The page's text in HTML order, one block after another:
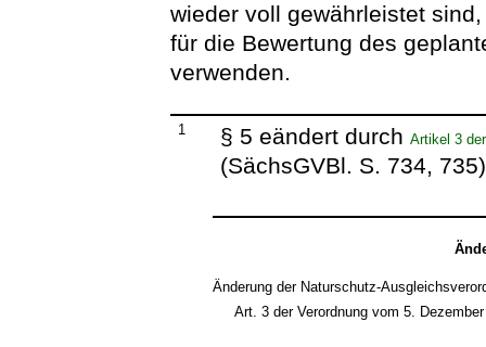
wieder voll gewährleistet
für die Bewertung des
verwenden.
1 § 5 eändert durchArtikel 3
(SächsGVBl. S. 734, 735)
Änderung der Naturschutz-
Art. 3 der Verordnung vom 5.